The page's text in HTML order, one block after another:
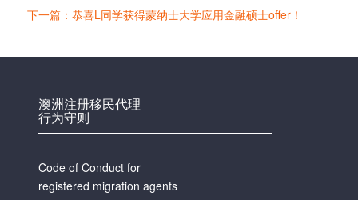
下一篇：恭喜L同学获得蒙纳士大学应用金融硕士offer！
澳洲注册移民代理
行为守则
Code of Conduct for
registered migration agents